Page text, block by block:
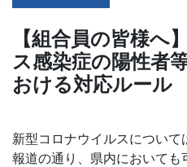
【組合員の皆様へ
ス感染症の陽性者
おける対応ルール
新型コロナウイルスについ
報道の通り、県内においても